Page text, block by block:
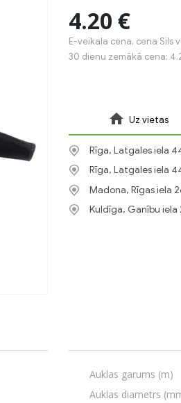
4.20 €
E-veikala cena, cena Sils
30 dienu zemākā cena:
Uz vietas
Rīga, Latgales iela
Rīga, Latgales iela
Madona, Rīgas iela
Kuldīga, Ganību iela
Auklas garums (m)
Auklas diametrs